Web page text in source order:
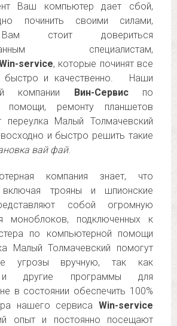
Ваш компьютер дает сбой,
починить своими силами,
стоит довериться
специалистам,
service, которые починят все
быстро и качественно. Наши
компании Вин-Сервиспо
помощи, ремонту планшетов
переулка Малый Толмачевский
и быстро решить такие
вай фай.
компания знает, что
трояны и шпионские
собой огромную
моноблоков, подключенных к
по компьютерной помощи
Малый Толмачевский помогут
угрозы вручную, так как
и другие программы для
в состоянии обеспечить 100%
нашего сервиса Win-service
опыт и постоянно посещают